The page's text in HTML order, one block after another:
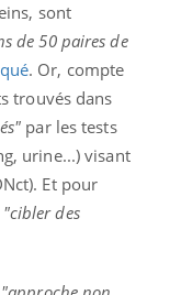
sont
de 50 paires de
. Or, compte
trouvés dans
par les tests
urine...) visant
Et pour
"cibler des